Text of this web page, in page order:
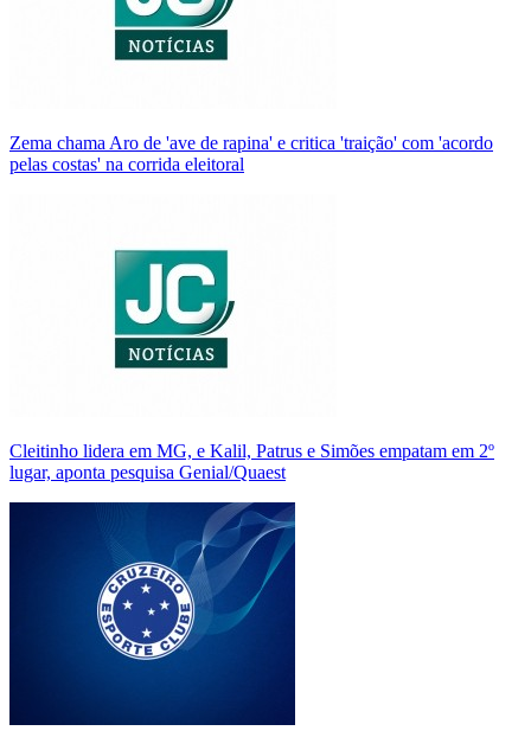
Zema chama Aro de 'ave de rapina' e critica 'traição' com 'acordo
pelas costas' na corrida eleitoral
Cleitinho lidera em MG, e Kalil, Patrus e Simões empatam em 2º
lugar, aponta pesquisa Genial/Quaest